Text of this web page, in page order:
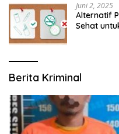
Juni 2, 2025
Alternatif
Sehat
Berita Kriminal